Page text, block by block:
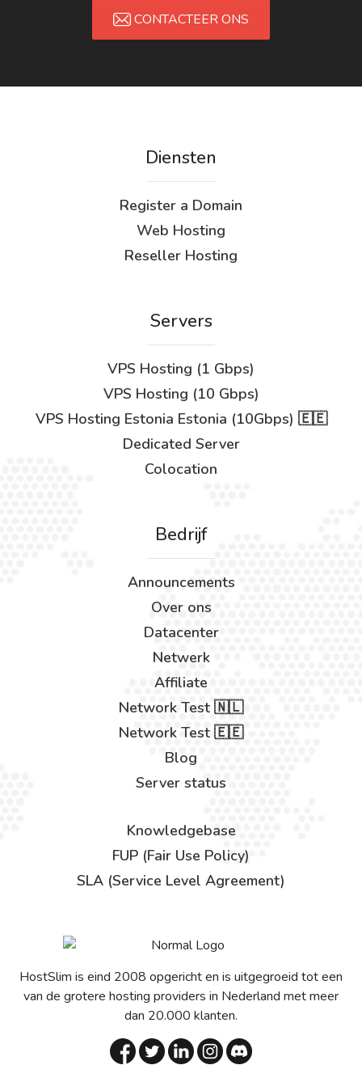
CONTACTEER ONS
Diensten
Register a Domain
Web Hosting
Reseller Hosting
Servers
VPS Hosting (1 Gbps)
VPS Hosting (10 Gbps)
VPS Hosting Estonia Estonia (10Gbps) 🇪🇪
Dedicated Server
Colocation
Bedrijf
Announcements
Over ons
Datacenter
Netwerk
Affiliate
Network Test 🇳🇱
Network Test 🇪🇪
Blog
Server status
Knowledgebase
FUP (Fair Use Policy)
SLA (Service Level Agreement)
HostSlim is eind 2008 opgericht en is uitgegroeid tot een
van de grotere hosting providers in Nederland met meer
dan 20.000 klanten.